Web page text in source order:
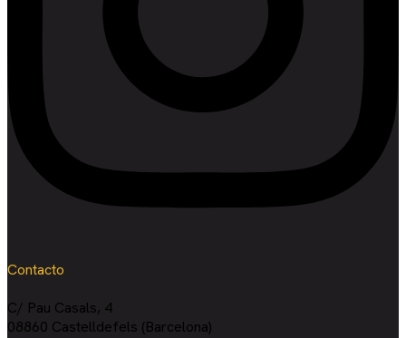
Contacto
C/ Pau Casals, 4
08860 Castelldefels (Barcelona)